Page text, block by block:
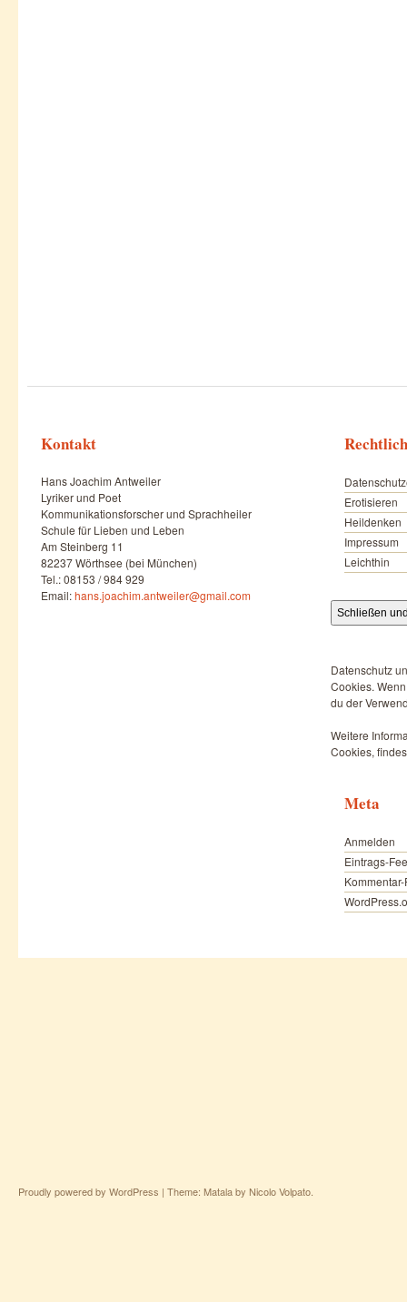
Kontakt
Hans Joachim Antweiler
Lyriker und Poet
Kommunikationsforscher und Sprachheiler
Schule für Lieben und Leben
Am Steinberg 11
82237 Wörthsee (bei München)
Tel.: 08153 / 984 929
Email:hans.joachim.antweiler@gmail.com
Erotisieren
Heildenken
Impressum
Leichthin
Datenschutz
Cookies.
du der
Weitere
Cookies,
Meta
Anmelden
Eintrags-
Proudly powered by WordPress | Theme: Matala by Nicolo Volpato